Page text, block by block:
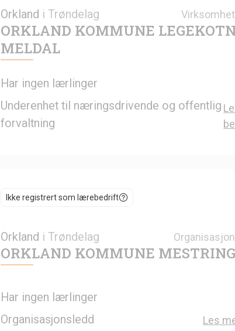
Orkland i Trøndelag
ORKLAND KOMMUNE
MELDAL
Har ingen lærlinger
Underenhet til næringsdrivende og offentlig
forvaltning
Ikke registrert som lærebedrift
Orkland i Trøndelag
ORKLAND KOMMUNE MESTRING
Har ingen lærlinger
Organisasjonsledd
Les